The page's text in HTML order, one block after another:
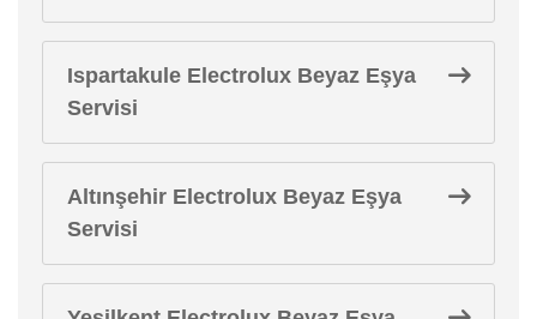
Ispartakule Electrolux Beyaz Eşya
Servisi
Altınşehir Electrolux Beyaz Eşya
Servisi